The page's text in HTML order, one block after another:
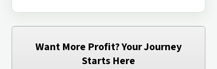
Want More Profit? Your Journey
Starts Here